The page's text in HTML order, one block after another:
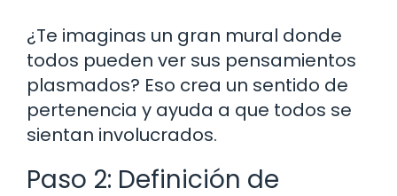
¿Te imaginas un gran mural donde
todos pueden ver sus pensamientos
plasmados? Eso crea un sentido de
pertenencia y ayuda a que todos se
sientan involucrados.
Paso 2: Definición de